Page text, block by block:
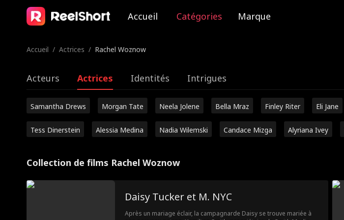
Accueil Catégories Marque
Accueil / Actrices / Rachel Woznow
Acteurs Actrices Identités Intrigues
Samantha Drews Morgan Tate Neela Jolene Bella Mraz Finley Riter Eli Jane
Tess Dinerstein Alessia Medina Nadia Wilemski Candace Mizga Alyriana Ivey
Collection de films Rachel Woznow
Daisy Tucker et M. NYC
Après un mariage éclair, la campagnarde Daisy se trouve mariée à